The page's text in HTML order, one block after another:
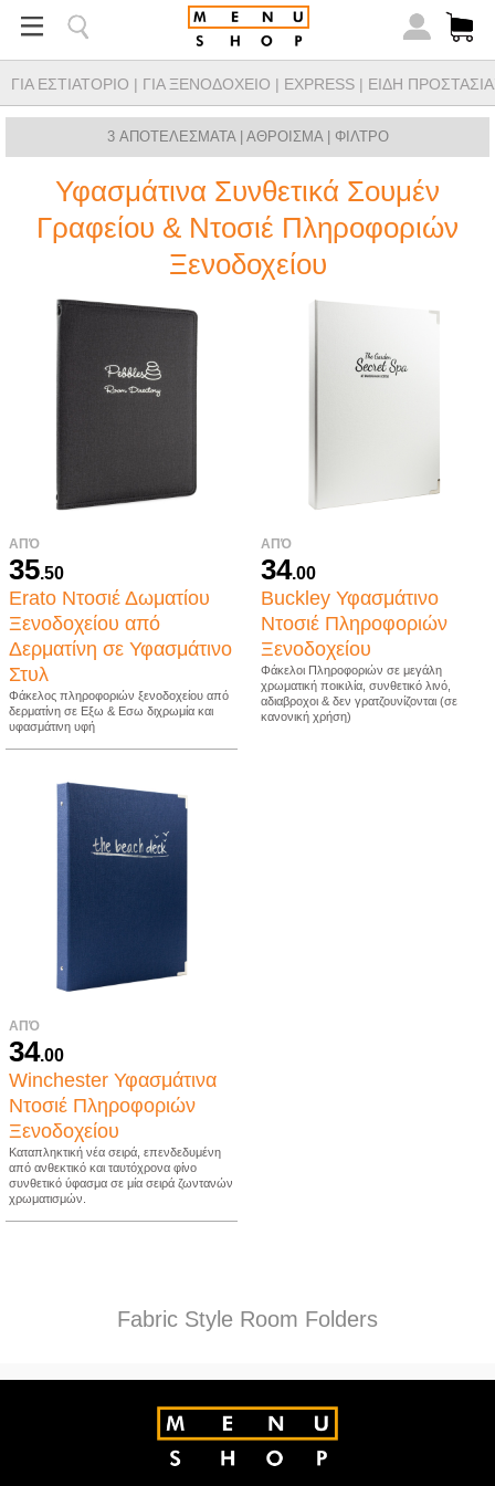
ΓΙΑ ΕΣΤΙΑΤΟΡΙΟ | ΓΙΑ ΞΕΝΟΔΟΧΕΙΟ | EXPRESS | ΕΙΔΗ
3 ΑΠΟΤΕΛΕΣΜΑΤΑ | ΑΘΡΟΙΣΜΑ| ΦΙΛΤΡΟ
Υφασμάτινα Συνθετικά Σουμέν
Γραφείου & Ντοσιέ Πληροφοριών
Ξενοδοχείου
ΑΠΌ
35.50
Erato Ντοσιέ Δωματίου
Ξενοδοχείου από
Δερματίνη σε Υφασμάτινο
Στυλ
Φάκελος πληροφοριών ξενοδοχείου από
δερματίνη σε Εξω & Εσω διχρωμία και
υφασμάτινη υφή
ΑΠΌ
34.00
Buckley Υφασμάτινο
Ντοσιέ Πληροφοριών
Ξενοδοχείου
Φάκελοι Πληροφοριών σε μεγάλη
χρωματική ποικιλία, συνθετικό λινό,
αδιαβροχοι & δεν γρατζουνίζονται (σε
κανονική χρήση)
ΑΠΌ
34.00
Winchester Υφασμάτινα
Ντοσιέ Πληροφοριών
Ξενοδοχείου
Καταπληκτική νέα σειρά, επενδεδυμένη
από ανθεκτικό και ταυτόχρονα φίνο
συνθετικό ύφασμα σε μία σειρά ζωντανών
χρωματισμών.
Fabric Style Room Folders